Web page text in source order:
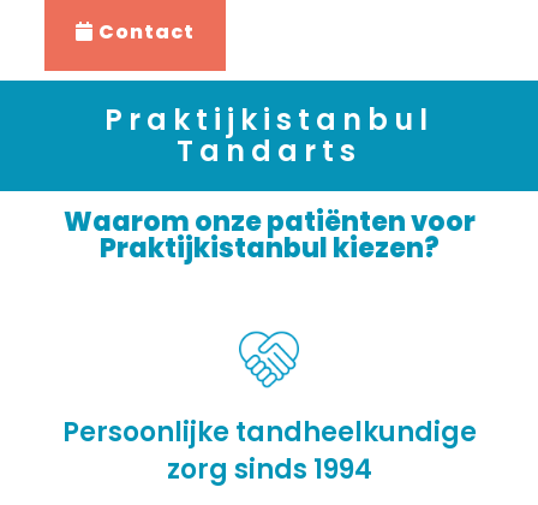
Contact
Praktijkistanbul
Tandarts
Waarom onze patiënten voor
Praktijkistanbul kiezen?
Persoonlijke tandheelkundige
zorg sinds 1994